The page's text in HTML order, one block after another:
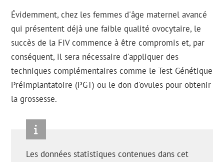
Évidemment, chez les femmes d'âge maternel avancé
qui présentent déjà une faible qualité ovocytaire, le
succès de la FIV commence à être compromis et, par
conséquent, il sera nécessaire d'appliquer des
techniques complémentaires comme le Test Génétique
Préimplantatoire (PGT) ou le don d'ovules pour obtenir
la grossesse.
Les données statistiques contenues dans cet